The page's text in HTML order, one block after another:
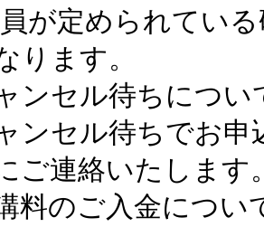
が定められている
ります。
ンセル待ちについ
ンセル待ちでお申
ご連絡いたします
料のご入金につい